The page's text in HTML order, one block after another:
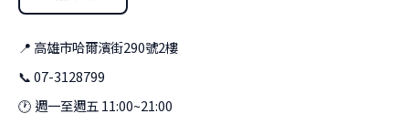
📍 高雄市哈爾濱街290號2樓
📞 07-3128799
🕐 週一至週五 11:00~21:00